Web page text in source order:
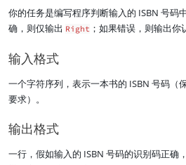
你的任务是编写程序判断输入的 ISBN 号码
确，则仅输出 Right ；如果错误，则输出你
输入格式
一个字符序列，表示一本书的 ISBN 号码（
要求）。
输出格式
一行，假如输入的 ISBN 号码的识别码正确